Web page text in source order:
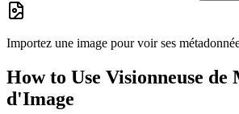
Importez une image pour voir ses
How to Use Visionneuse de
d'Image